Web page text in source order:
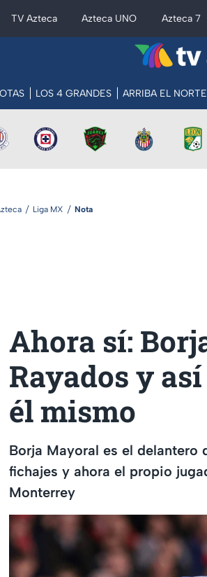
TV Azteca Azteca UNO Azteca 7
LOS 4 GRANDES ARRIBA EL NORTE
Liga MX Nota
Ahora sí:
Rayados y
él mismo
Borja Mayoral es el delantero
fichajes y ahora el propio
Monterrey